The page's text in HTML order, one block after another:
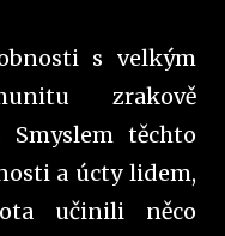
s velkým
zrakově
Smyslem těchto
a úcty lidem,
učinili něco